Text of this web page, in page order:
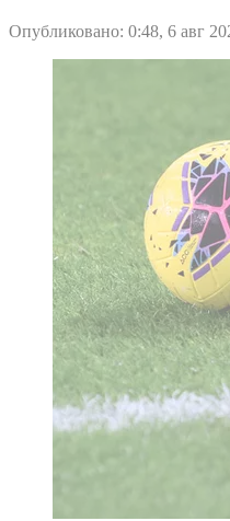
Опубликовано: 0:48, 6 авг